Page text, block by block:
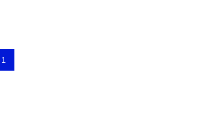
1